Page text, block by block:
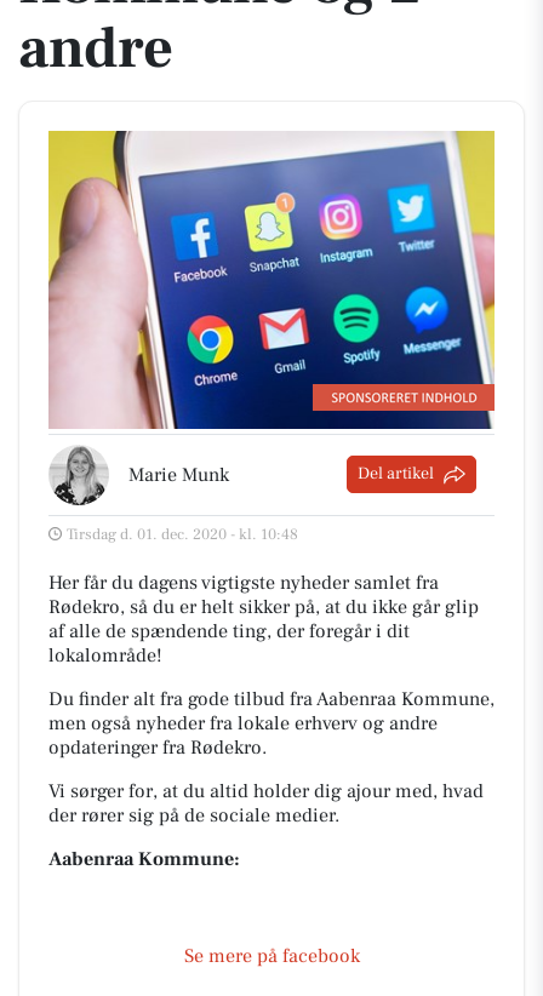
andre
Marie Munk Del artikel
Tirsdag d. 01. dec. 2020 - kl. 10:48
Her får du dagens vigtigste nyheder samlet fra
Rødekro, så du er helt sikker på, at du ikke går glip
af alle de spændende ting, der foregår i dit
lokalområde!
Du finder alt fra gode tilbud fra Aabenraa Kommune,
men også nyheder fra lokale erhverv og andre
opdateringer fra Rødekro.
Vi sørger for, at du altid holder dig ajour med, hvad
der rører sig på de sociale medier.
Aabenraa Kommune:
Se mere på facebook